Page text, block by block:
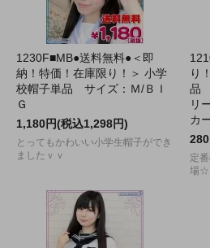
1230F■MB●送料無料●＜即
納！特価！在庫限り！＞ 小学
校帽子単品 サイズ：Ｍ/ＢＩ
Ｇ
1,180円(税込1,298円)
とってもかわいい小学生帽子ができ
ましたｖｖ
り
品
リ
カ
定
場☆